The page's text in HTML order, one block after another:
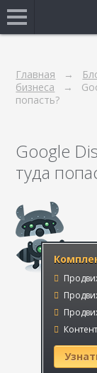
Главная
бизнеса
попасть?
Google
туда